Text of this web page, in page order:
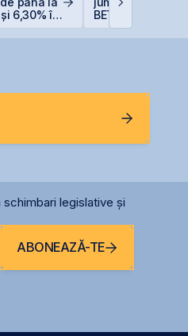
6,30% în
BET +33% și
capitalizare
legislative și
ABONEAZĂ-TE